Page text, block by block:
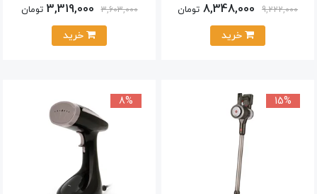
9,222,000
8,348,000 تومان 3,603,000
3,319,000 تومان
15%
8%